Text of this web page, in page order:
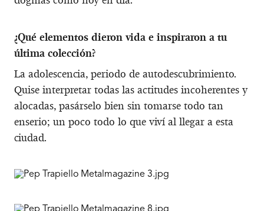
¿Qué elementos dieron vida e inspiraron a tu
última colección?
La adolescencia, periodo de autodescubrimiento.
Quise interpretar todas las actitudes incoherentes y
alocadas, pasárselo bien sin tomarse todo tan
enserio; un poco todo lo que viví al llegar a esta
ciudad.